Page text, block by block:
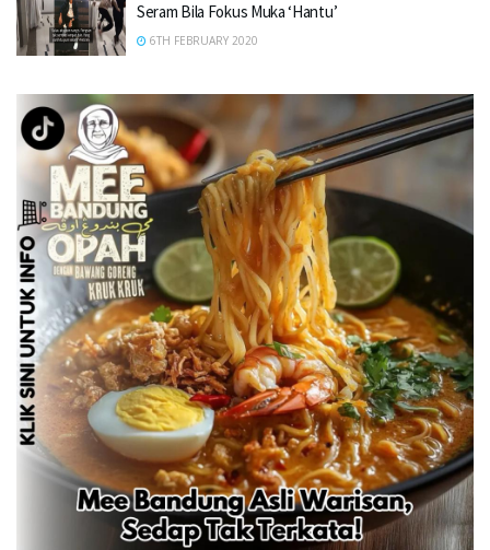
Seram Bila Fokus Muka ‘Hantu’
6TH FEBRUARY 2020